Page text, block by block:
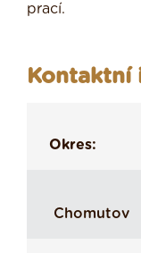
prací.
Kontaktní
Okres:
Chomutov